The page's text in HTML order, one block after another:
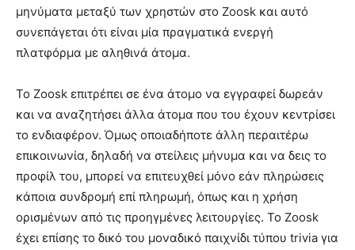
μηνύματα μεταξύ των χρηστών στο Zoosk και αυτό
συνεπάγεται ότι είναι μία πραγματικά ενεργή
πλατφόρμα με αληθινά άτομα.
Το Zoosk επιτρέπει σε ένα άτομο να εγγραφεί δωρεάν
και να αναζητήσει άλλα άτομα που του έχουν κεντρίσει
το ενδιαφέρον. Όμως οποιαδήποτε άλλη περαιτέρω
επικοινωνία, δηλαδή να στείλεις μήνυμα και να δεις το
προφίλ του, μπορεί να επιτευχθεί μόνο εάν πληρώσεις
κάποια συνδρομή επί πληρωμή, όπως και η χρήση
ορισμένων από τις προηγμένες λειτουργίες. Το Zoosk
έχει επίσης το δικό του μοναδικό παιχνίδι τύπου trivia για